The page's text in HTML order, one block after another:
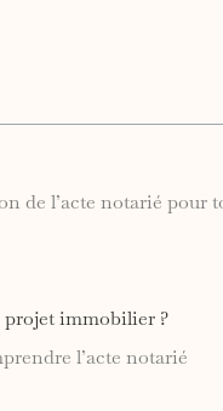
de l’acte notarié
projet immobilier ?
l’acte notarié